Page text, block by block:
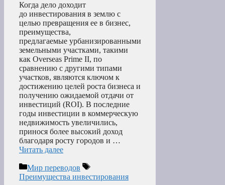
Когда дело доходит
до инвестирования в землю с
целью превращения ее в бизнес,
преимущества,
предлагаемые урбанизированными
земельными участками, такими
как Overseas Prime II, по
сравнению с другими типами
участков, являются ключом к
достижению целей роста бизнеса и
получению ожидаемой отдачи от
инвестиций (ROI). В последние
годы инвестиции в коммерческую
недвижимость увеличились,
принося более высокий доход
благодаря росту городов и …
Читать далее
Рубрики
Мир переводов
Метки
Преимущества инвестирования